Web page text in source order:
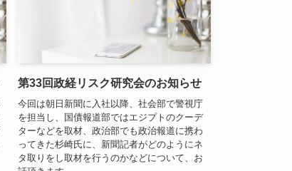
第33回政経リスク研究会のお知らせ
今回は朝日新聞に入社以降、社会部で警視庁
を担当し、国債報道部ではエジプトのクーデ
ターなどを取材、政治部でも政治報道に携わ
ってきた杉崎氏に、新聞記者がどのようにネ
タ取りをし取材を行うのかなどについて、お